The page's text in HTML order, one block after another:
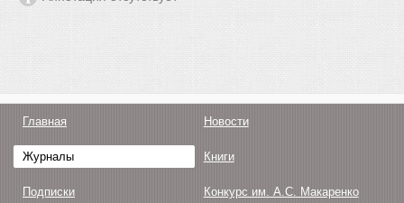
Главная Новости
Журналы Книги
Подписки Конкурс им. А.С. Макаренко